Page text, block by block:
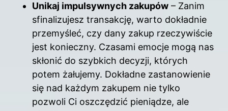
Unikaj impulsywnych zakupów – Zanim
sfinalizujesz transakcję, warto dokładnie
przemyśleć, czy dany zakup rzeczywiście
jest konieczny. Czasami emocje mogą nas
skłonić do szybkich decyzji, których
potem żałujemy. Dokładne zastanowienie
się nad każdym zakupem nie tylko
pozwoli Ci oszczędzić pieniądze, ale